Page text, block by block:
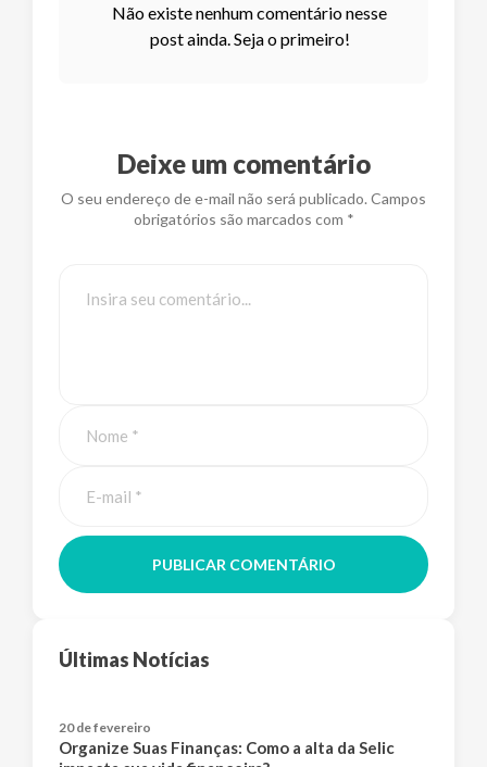
Não existe nenhum comentário nesse
post ainda. Seja o primeiro!
Deixe um comentário
O seu endereço de e-mail não será publicado. Campos
obrigatórios são marcados com *
PUBLICAR COMENTÁRIO
Últimas Notícias
20 de fevereiro
Organize Suas Finanças: Como a alta da Selic